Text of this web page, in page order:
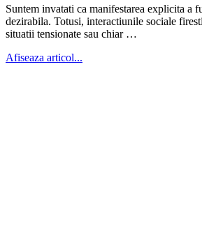
Suntem invatati ca manifestarea explicita a
dezirabila. Totusi, interactiunile sociale
situatii tensionate sau chiar …
Afiseaza articol...